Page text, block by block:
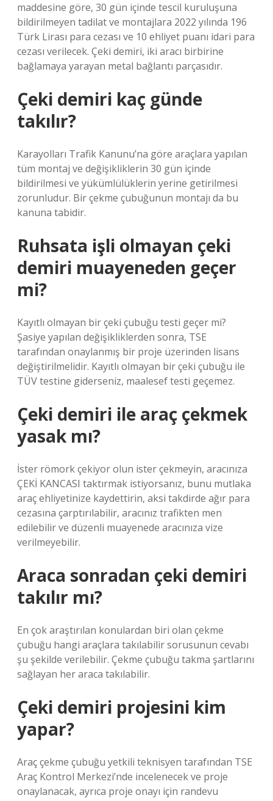
maddesine göre, 30 gün içinde tescil kuruluşuna
bildirilmeyen tadilat ve montajlara 2022 yılında 196
Türk Lirası para cezası ve 10 ehliyet puanı idari para
cezası verilecek. Çeki demiri, iki aracı birbirine
bağlamaya yarayan metal bağlantı parçasıdır.
Çeki demiri kaç günde
takılır?
Karayolları Trafik Kanunu’na göre araçlara yapılan
tüm montaj ve değişikliklerin 30 gün içinde
bildirilmesi ve yükümlülüklerin yerine getirilmesi
zorunludur. Bir çekme çubuğunun montajı da bu
kanuna tabidir.
Ruhsata işli olmayan çeki
demiri muayeneden geçer
mi?
Kayıtlı olmayan bir çeki çubuğu testi geçer mi?
Şasiye yapılan değişikliklerden sonra, TSE
tarafından onaylanmış bir proje üzerinden lisans
değiştirilmelidir. Kayıtlı olmayan bir çeki çubuğu ile
TÜV testine giderseniz, maalesef testi geçemez.
Çeki demiri ile araç çekmek
yasak mı?
İster römork çekiyor olun ister çekmeyin, aracınıza
ÇEKİ KANCASI taktırmak istiyorsanız, bunu mutlaka
araç ehliyetinize kaydettirin, aksi takdirde ağır para
cezasına çarptırılabilir, aracınız trafikten men
edilebilir ve düzenli muayenede aracınıza vize
verilmeyebilir.
Araca sonradan çeki demiri
takılır mı?
En çok araştırılan konulardan biri olan çekme
çubuğu hangi araçlara takılabilir sorusunun cevabı
şu şekilde verilebilir. Çekme çubuğu takma şartlarını
sağlayan her araca takılabilir.
Çeki demiri projesini kim
yapar?
Araç çekme çubuğu yetkili teknisyen tarafından TSE
Araç Kontrol Merkezi’nde incelenecek ve proje
onaylanacak, ayrıca proje onayı için randevu